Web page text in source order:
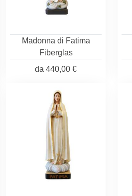
Madonna di Fatima
Fiberglas
da 440,00 €